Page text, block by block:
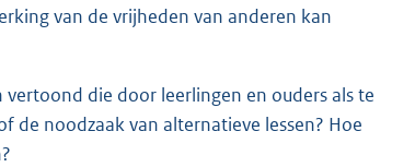
van de vrijheden van anderen kan
die door leerlingen en ouders als te
de noodzaak van alternatieve lessen? Hoe